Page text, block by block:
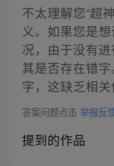
不太理解您“超
义。如果您是
况，由于没有
其是否存在错
字，这缺乏相关
答案问题点击 举报反
提到的作品